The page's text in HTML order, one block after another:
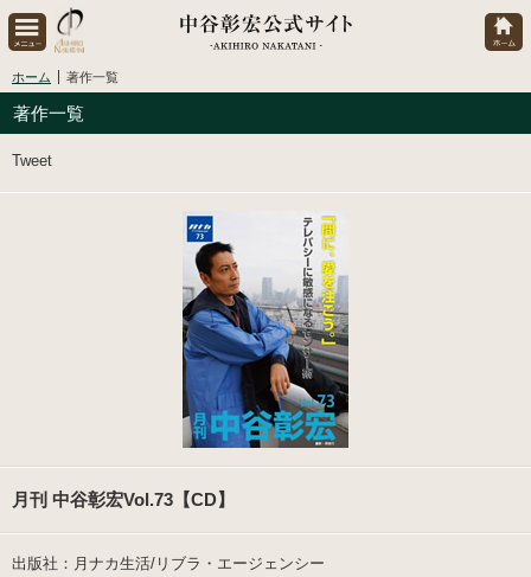
ホーム 著作一覧
著作一覧
Tweet
月刊 中谷彰宏Vol.73【CD】
出版社：月ナカ生活/リブラ・エージェンシー